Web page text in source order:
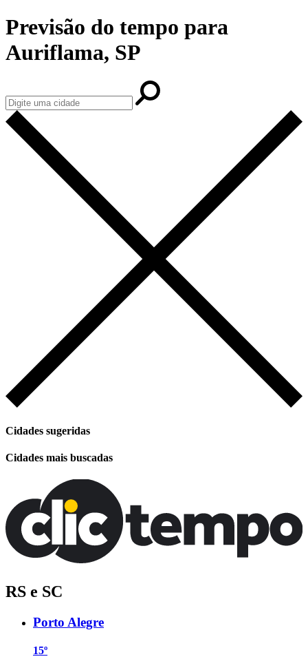
Previsão do tempo para
Auriflama, SP
Cidades sugeridas
Cidades mais buscadas
RS e SC
Porto Alegre
15º